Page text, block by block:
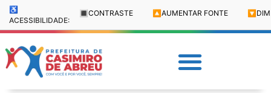
♿
ACESSIBILIDADE:
🔳 CONTRASTE 🔼 AUMENTAR FONTE 🔽